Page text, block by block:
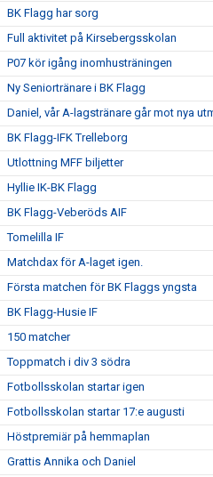
BK Flagg har sorg
Full aktivitet på Kirsebergsskolan
P07 kör igång inomhusträningen
Ny Seniortränare i BK Flagg
Daniel, vår A-lagstränare går mot nya
BK Flagg-IFK Trelleborg
Utlottning MFF biljetter
Hyllie IK-BK Flagg
BK Flagg-Veberöds AIF
Tomelilla IF
Matchdax för A-laget igen.
Första matchen för BK Flaggs yngsta
BK Flagg-Husie IF
150 matcher
Toppmatch i div 3 södra
Fotbollsskolan startar igen
Fotbollsskolan startar 17:e augusti
Höstpremiär på hemmaplan
Grattis Annika och Daniel